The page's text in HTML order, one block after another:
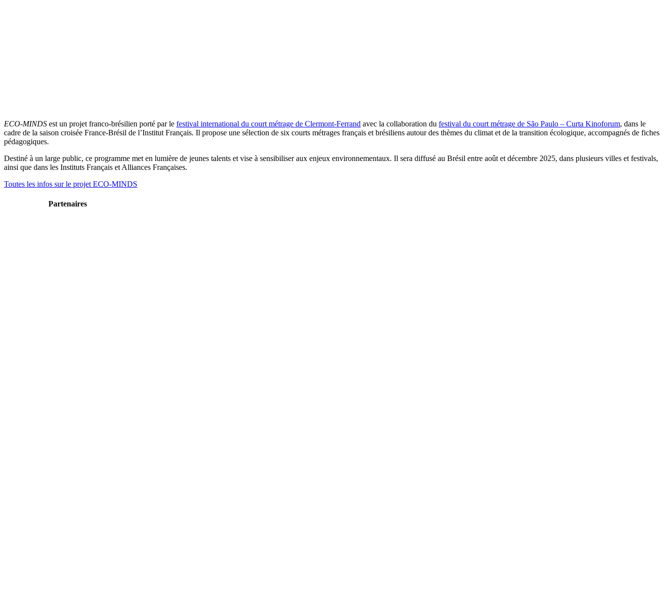
ECO-MINDS est un projet franco-brésilien porté par le festival international du court métrage de Clermont-Ferrand avec la collaboration du festival du court métrage de São Paulo – Curta Kinoforum, dans le
cadre de la saison croisée France-Brésil de l’Institut Français. Il propose une sélection de six courts métrages français et brésiliens autour des thèmes du climat et de la transition écologique, accompagnés de fiches
pédagogiques.
Destiné à un large public, ce programme met en lumière de jeunes talents et vise à sensibiliser aux enjeux environnementaux. Il sera diffusé au Brésil entre août et décembre 2025, dans plusieurs villes et festivals,
ainsi que dans les Instituts Français et Alliances Françaises.
Toutes les infos sur le projet ECO-MINDS
Partenaires